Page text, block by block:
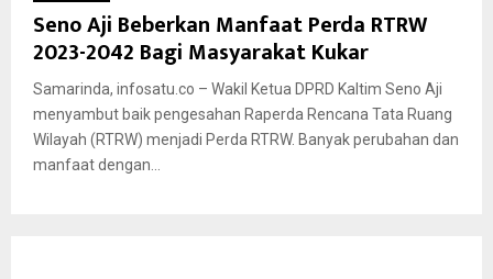
Seno Aji Beberkan Manfaat Perda RTRW
2023-2042 Bagi Masyarakat Kukar
Samarinda, infosatu.co – Wakil Ketua DPRD Kaltim Seno Aji
menyambut baik pengesahan Raperda Rencana Tata Ruang
Wilayah (RTRW) menjadi Perda RTRW. Banyak perubahan dan
manfaat dengan...